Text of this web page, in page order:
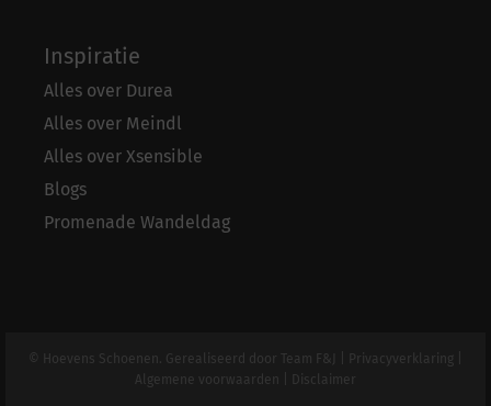
Inspiratie
Alles over Durea
Alles over Meindl
Alles over Xsensible
Blogs
Promenade Wandeldag
© Hoevens Schoenen. Gerealiseerd door Team F&J Privacyverklaring
Algemene voorwaarden
Disclaimer